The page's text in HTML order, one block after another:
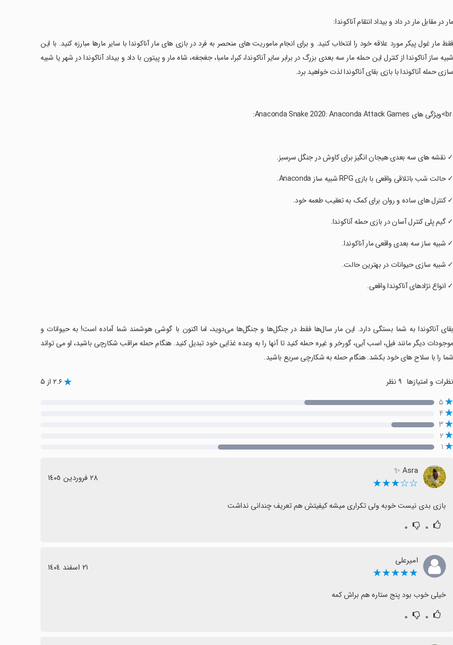
‏مار در مقابل مار در داد و بیداد انتقام آناکوندا:
‏فقط مار غول پیکر مورد علاقه خود را انتخاب کنید. و برای انجام ماموریت های منحصر به فرد در بازی های مار آناکوندا با سایر مارها مبارزه کنید. با این
شبیه ساز آناکوندا از کنترل این حمله مار سه بعدی بزرگ در برابر سایر آناکوندا، کبرا، مامبا، جغجغه، شاه مار و پیتون با داد و بیداد آناکوندا در شهر یا شبیه
سازی حمله آناکوندا با بازی بقای آناکوندا لذت خواهید برد.
‏ br>ویژگی های Anaconda Snake 2020: Anaconda Attack Games:
‏✓ نقشه های سه بعدی هیجان انگیز برای کاوش در جنگل سرسبز.
‏✓ حالت شب باتلاقی واقعی با بازی RPG شبیه ساز Anaconda.
‏✓ کنترل های ساده و روان برای کمک به تعقیب طعمه خود.
‏✓ گیم پلی کنترل آسان در بازی حمله آناکوندا.
‏✓ شبیه ساز سه بعدی واقعی مار آناکوندا.
‏✓ شبیه سازی حیوانات در بهترین حالت.
‏✓ انواع نژادهای آناکوندا واقعی.
‏بقای آناکوندا به شما بستگی دارد. این مار سال‌ها فقط در جنگل‌ها و جنگل‌ها می‌دوید، اما اکنون با گوشی هوشمند شما آماده است! به حیوانات و
موجودات دیگر مانند فیل، اسب آبی، گورخر و غیره حمله کنید تا آنها را به وعده غذایی خود تبدیل کنید. هنگام حمله مراقب شکارچی باشید، او می تواند
شما را با سلاح های خود بکشد. هنگام حمله به شکارچی سریع باشید.
نظرات و امتیازها ۲.۶ از ۵
۵
۴
۳
۲
۱
Asra ✨
☆☆★★★ ٢٨ فروردین ١٤٠٥
بازی بدی نیست خوبه ولی تکراری میشه کیفیتش هم تعریف چندانی نداشت
۰ ۰
امیرعلی
★★★★★ ٢١ اسفند ١٤٠٤
خیلی خوب بود پنج ستاره هم براش کمه
۰ ۰